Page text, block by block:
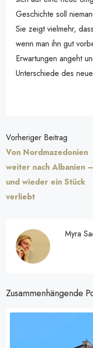
Geschichte soll
Sie zeigt vielmehr,
wenn man ihn gut
Erwartungen angeht
Unterschiede des
Vorheriger Beitrag
Von Nordmazedonien
weiter nach Albanien –
und wieder ein Stück
verliebt
Myra
Zusammenhängende